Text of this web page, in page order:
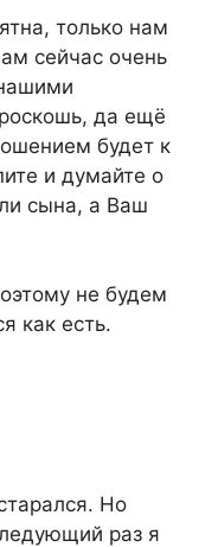
только нам
сейчас очень
да ещё
будет к
и думайте о
сына, а Ваш
не будем
как есть.
Но
раз я